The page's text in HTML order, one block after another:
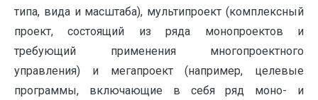
типа, вида и масштаба), мультипроект (комплексный
проект, состоящий из ряда монопроектов и
требующий применения многопроектного
управления) и мегапроект (например, целевые
программы, включающие в себя ряд моно- и